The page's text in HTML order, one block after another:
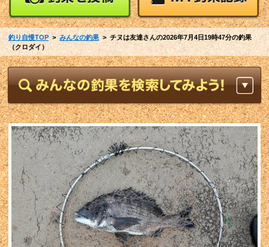
釣り自慢TOP>みんなの釣果> チヌは友達さんの2026年7月4日19時47分の釣果
（クロダイ）